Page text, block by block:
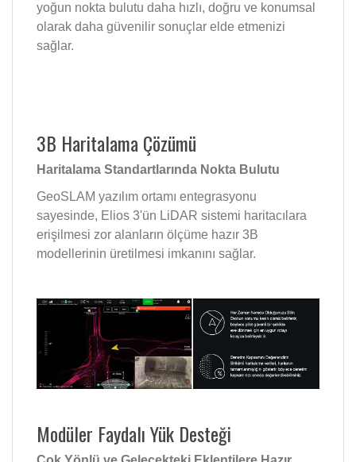
yoğun nokta bulutu daha hızlı, doğru ve konumsal
olarak daha güvenilir sonuçlar elde etmenizi
sağlar.
3B Haritalama Çözümü
Haritalama Standartlarında Nokta Bulutu
GeoSLAM yazılım ortamı entegrasyonu
sayesinde, Elios 3'ün LiDAR sistemi haritacılara
erişilmesi zor alanların ölçüme hazır 3B
modellerinin üretilmesi imkanını sağlar.
Modüler Faydalı Yük Desteği